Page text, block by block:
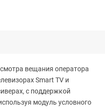
вещания оператора
Smart TV и
с поддержкой
модуль условного